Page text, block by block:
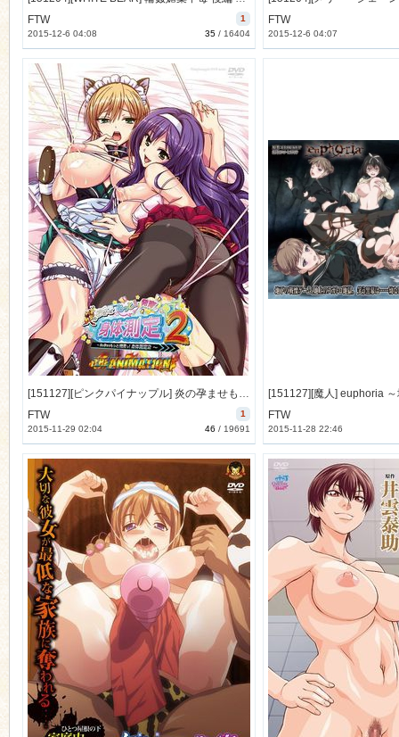
1
FTW
35/ 16404
2015-12-6 04:08
FTW
2015-12-6 04:07
[151127][ピンクパイナップル] 炎の孕ませもっと！発育っ！身体測定2 THE ANIMATION (DVD 720x480 x264) [281M]
1
FTW
46 / 19691
2015-11-29 02:04
FTW
2015-11-28 22:46